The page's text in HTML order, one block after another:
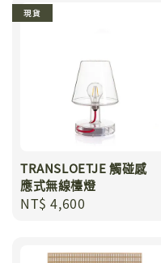
現貨
TRANSLOETJE 觸碰感
應式無線檯燈
Regular
NT$ 4,600